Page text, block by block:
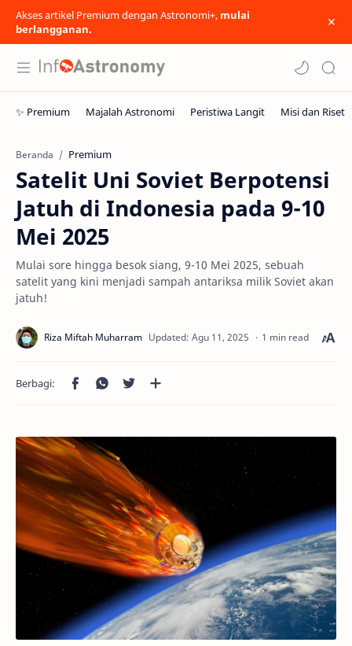
Akses artikel Premium dengan Astronomi+, mulai
berlangganan.
Beranda Premium
Satelit Uni Soviet Berpotensi
Jatuh di Indonesia pada 9-10
Mei 2025
Mulai sore hingga besok siang, 9-10 Mei 2025, sebuah
satelit yang kini menjadi sampah antariksa milik Soviet akan
jatuh!
1 min read